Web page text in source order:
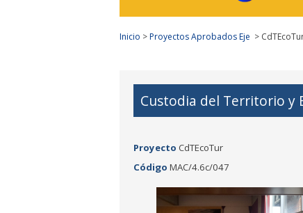
Inicio >Proyectos Aprobados Eje >
Custodia del Territorio y
Proyecto CdTEcoTur
Código MAC/4.6c/047